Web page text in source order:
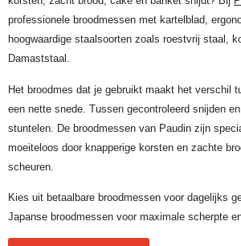
professionele broodmessen met kartelblad,
hoogwaardige staalsoorten zoals roestvrij staal,
Damaststaal.
Het broodmes dat je gebruikt maakt het verschil
een nette snede. Tussen gecontroleerd snijden
stuntelen. De broodmessen van Paudin zijn
moeiteloos door knapperige korsten en zachte
scheuren.
Kies uit betaalbare broodmessen voor dagelijks
Japanse broodmessen voor maximale scherpte